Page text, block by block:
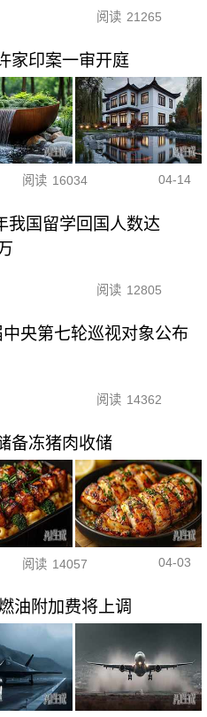
阅读 21265
家印案一审开庭
阅读 16034 04-14
我国留学回国人数达
阅读 12805
央第七轮巡视对象公布
阅读 14362
备冻猪肉收储
阅读 14057 04-03
油附加费将上调